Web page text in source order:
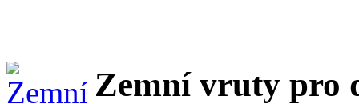
Zemní vruty pro